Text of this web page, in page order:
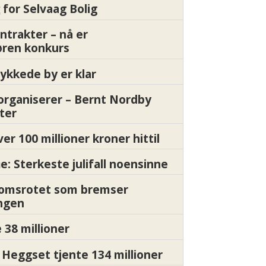
for Selvaag Bolig
– nå er
konkurs
by er klar
– Bernt Nordby
100 millioner kroner hittil
Sterkeste julifall noensinne
som bremser
millioner
Heggset tjente 134 millioner